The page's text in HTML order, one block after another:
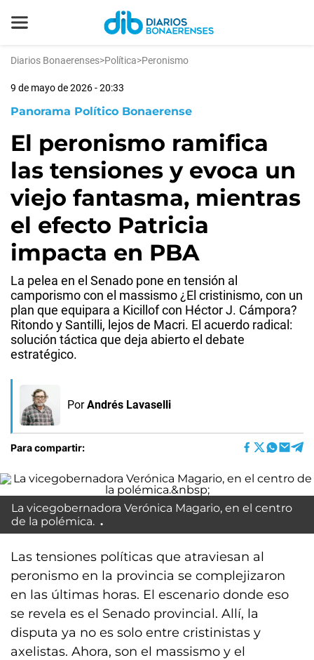
Diarios Bonaerenses>Política>Peronismo
9 de mayo de 2026 - 20:33
Panorama Político Bonaerense
El peronismo ramifica
las tensiones y evoca un
viejo fantasma, mientras
el efecto Patricia
impacta en PBA
La pelea en el Senado pone en tensión al
camporismo con el massismo ¿El cristinismo, con un
plan que equipara a Kicillof con Héctor J. Cámpora?
Ritondo y Santilli, lejos de Macri. El acuerdo radical:
solución táctica que deja abierto el debate
estratégico.
Por Andrés Lavaselli
Para compartir:
La vicegobernadora Verónica Magario, en el centro
de la polémica.
Las tensiones políticas que atraviesan al
peronismo en la provincia se complejizaron
en las últimas horas. El escenario donde eso
se revela es el Senado provincial. Allí, la
disputa ya no es solo entre cristinistas y
axelistas. Ahora, son el massismo y el